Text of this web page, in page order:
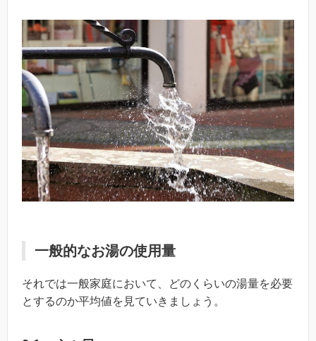
一般的なお湯の使用量
それでは一般家庭において、どのくらいの湯量を必要
とするのか平均値を見ていきましょう。